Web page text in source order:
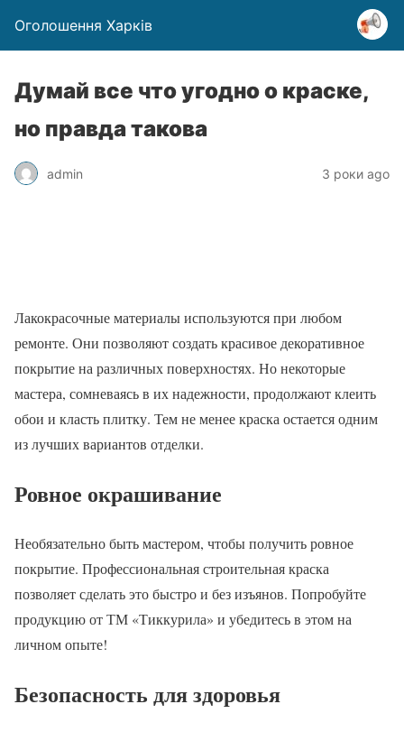
Оголошення Харків
Думай все что угодно о краске,
но правда такова
admin 3 роки ago
Лакокрасочные материалы используются при любом
ремонте. Они позволяют создать красивое декоративное
покрытие на различных поверхностях. Но некоторые
мастера, сомневаясь в их надежности, продолжают клеить
обои и класть плитку. Тем не менее краска остается одним
из лучших вариантов отделки.
Ровное окрашивание
Необязательно быть мастером, чтобы получить ровное
покрытие. Профессиональная строительная краска
позволяет сделать это быстро и без изъянов. Попробуйте
продукцию от ТМ «Тиккурила» и убедитесь в этом на
личном опыте!
Безопасность для здоровья